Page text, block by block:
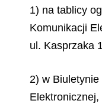
1) na tablicy
Komunikacji
ul. Kasprzaka
2) w
Elektronicznej,